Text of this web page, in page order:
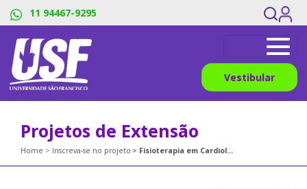
11 94467-9295
Vestibular
Projetos de Extensão
Home Inscreva-se no projeto Fisioterapia em Cardiologia e Pneumologia